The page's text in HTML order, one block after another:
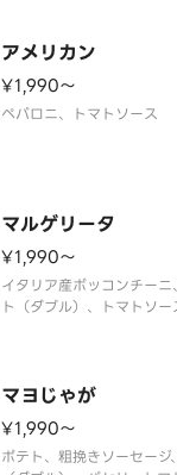
アメリカン
¥1,990〜
ペパロニ、トマトソース
マルゲリータ
¥1,990〜
イタリア産ボッコンチー
ト（ダブル）、トマトソー
マヨじゃが
¥1,990〜
ポテト、粗挽きソーセー